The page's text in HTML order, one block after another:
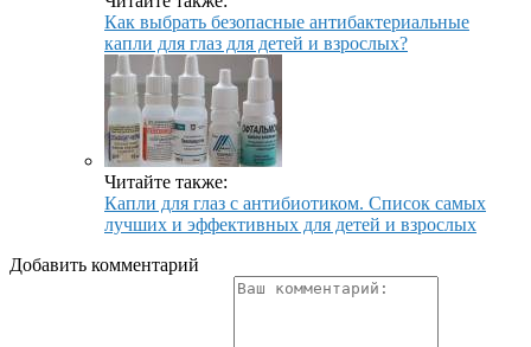
Как выбрать безопасные антибактериальные
капли для глаз для детей и взрослых?
Читайте также:
Капли для глаз с антибиотиком. Список самых
лучших и эффективных для детей и взрослых
Добавить комментарий